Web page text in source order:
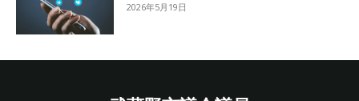
2026年5月19日